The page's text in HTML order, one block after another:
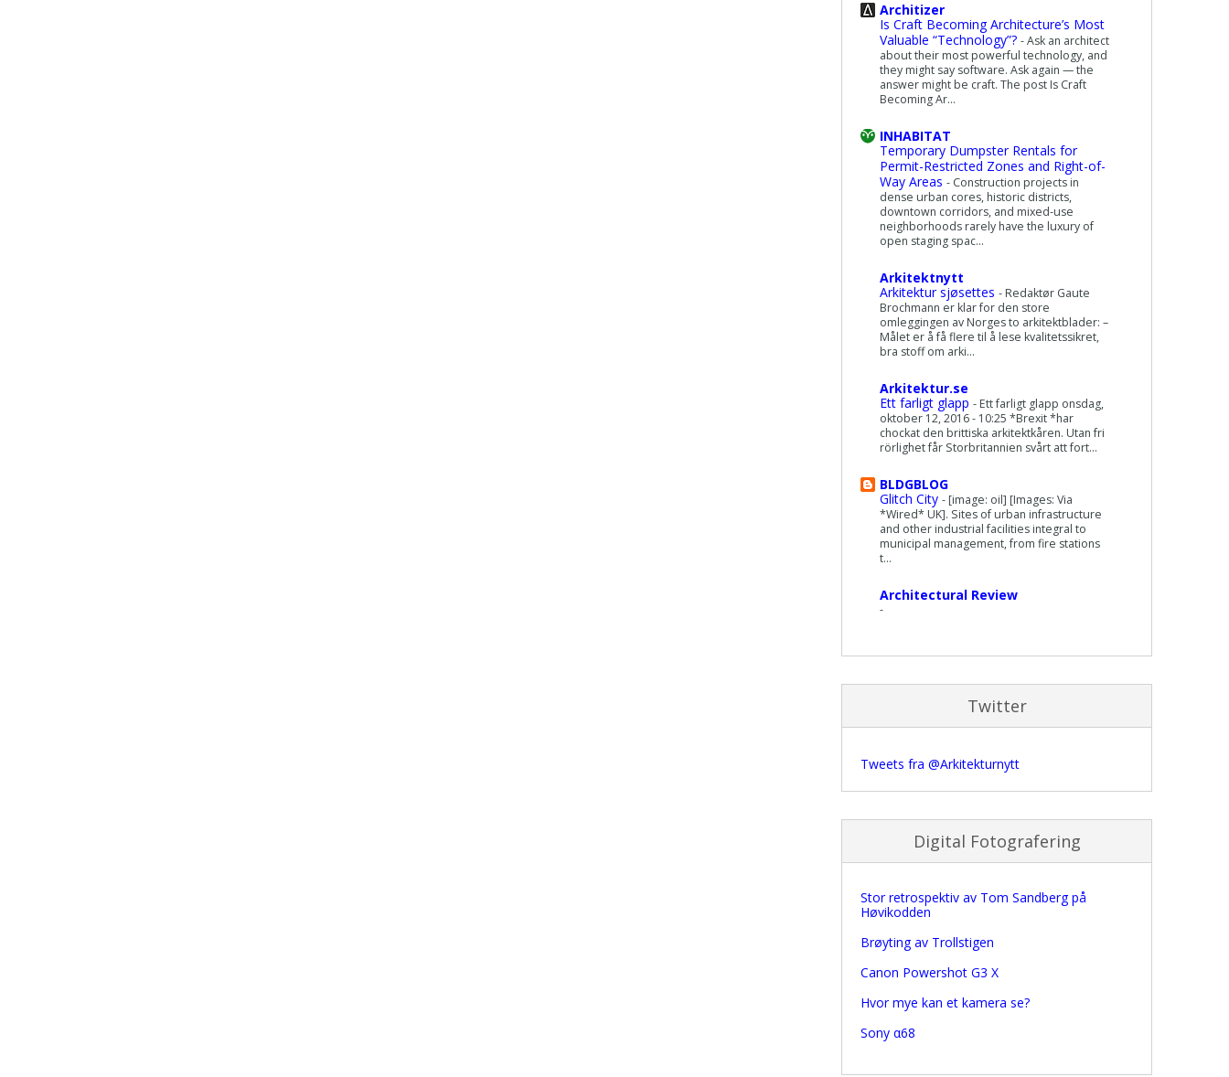
Architizer
Is Craft Becoming Architecture’s Most
Valuable “Technology”? -Ask an architect
about their most powerful technology, and
they might say software. Ask again — the
answer might be craft. The post Is Craft
Becoming Ar...
INHABITAT
Temporary Dumpster Rentals for
Permit-Restricted Zones and Right-of-
Way Areas - Construction projects in
dense urban cores, historic districts,
downtown corridors, and mixed-use
neighborhoods rarely have the luxury of
open staging spac...
Arkitektnytt
Arkitektur sjøsettes - Redaktør Gaute
Brochmann er klar for den store
omleggingen av Norges to arkitektblader: –
Målet er å få flere til å lese kvalitetssikret,
bra stoff om arki...
Arkitektur.se
Ett farligt glapp - Ett farligt glapp onsdag,
oktober 12, 2016 - 10:25 *Brexit *har
chockat den brittiska arkitektkåren. Utan fri
rörlighet får Storbritannien svårt att fort...
BLDGBLOG
Glitch City - [image: oil] [Images: Via
*Wired* UK]. Sites of urban infrastructure
and other industrial facilities integral to
municipal management, from fire stations
t...
Architectural Review
-
Twitter
Tweets fra @Arkitekturnytt
Digital Fotografering
Stor retrospektiv av Tom Sandberg på
Høvikodden
Brøyting av Trollstigen
Canon Powershot G3 X
Hvor mye kan et kamera se?
Sony α68